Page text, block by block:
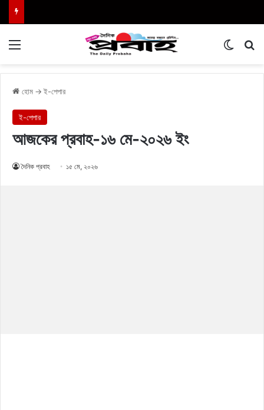
হোম → ই-পেপার
ই-পেপার
আজকের প্রবাহ-১৬ মে-২০২৬ ইং
দৈনিক প্রবাহ ১৫ মে, ২০২৬